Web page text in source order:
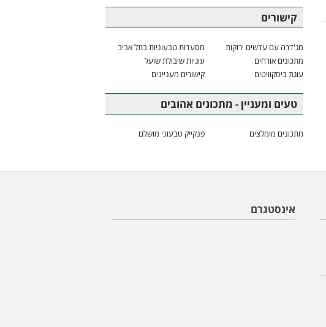
קישורים
מג'דרה עם עדשים ירוקות
מסעדות טבעוניות בתל אביב
מתכונים אורחים
עוגיות שיבולת שועל
עוגת ביסקוויטים
קישורים מעניינים
טעים ומעניין - מתכונים אהובים
מתכונים מומלצים פנקייק טבעוני מושלם
אינסטגרם